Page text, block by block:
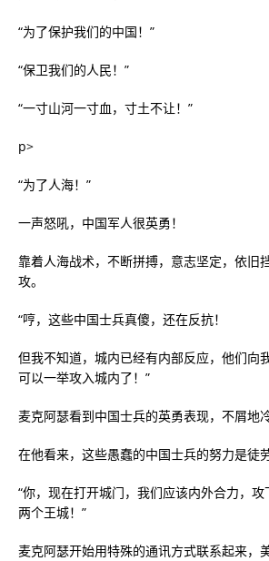
“为了保护我们的中国！”
“保卫我们的人民！”
“一寸山河一寸血，寸土不让！”
p>
“为了人海！”
一声怒吼，中国军人很英勇！
靠着人海战术，不断拼搏，意志坚定，依旧
攻。
“哼，这些中国士兵真傻，还在反抗！
但我不知道，城内已经有内部反应，他们向
可以一举攻入城内了！”
麦克阿瑟看到中国士兵的英勇表现，不屑地冷
在他看来，这些愚蠢的中国士兵的努力是徒劳
“你，现在打开城门，我们应该内外合力，
两个王城！”
麦克阿瑟开始用特殊的通讯方式联系起来，